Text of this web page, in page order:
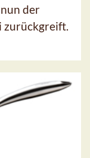
der
zurückgreift.